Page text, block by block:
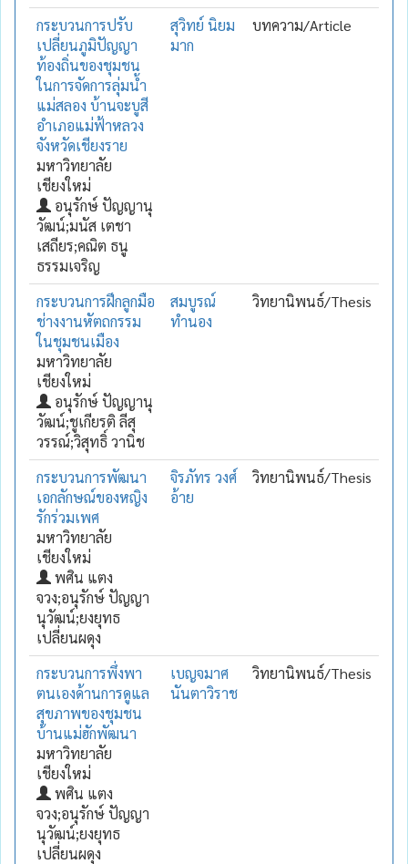
กระบวนการปรับ
เปลี่ยนภูมิปัญญา
ท้องถิ่นของชุมชน
ในการจัดการลุ่มน้ำ
แม่สลอง บ้านจะบูสี
อำเภอแม่ฟ้าหลวง
จังหวัดเชียงราย
มหาวิทยาลัย
เชียงใหม่
อนุรักษ์ ปัญญานุ
วัฒน์;มนัส เตชา
เสถียร;คณิต ธนู
ธรรมเจริญ
สุวิทย์ นิยม
มาก
บทความ/Article
กระบวนการฝึกลูกมือ
ช่างงานหัตถกรรม
ในชุมชนเมือง
มหาวิทยาลัย
เชียงใหม่
อนุรักษ์ ปัญญานุ
วัฒน์;ชูเกียรติ ลีสุ
วรรณ์;วิสุทธิ์ วานิช
สมบูรณ์
ทำนอง
วิทยานิพนธ์/Thesis
กระบวนการพัฒนา
เอกลักษณ์ของหญิง
รักร่วมเพศ
มหาวิทยาลัย
เชียงใหม่
พศิน แตง
จวง;อนุรักษ์ ปัญญา
นุวัฒน์;ยงยุทธ
เปลี่ยนผดุง
จิรภัทร วงศ์
อ้าย
วิทยานิพนธ์/Thesis
กระบวนการพึ่งพา
ตนเองด้านการดูแล
สุขภาพของชุมชน
บ้านแม่ฮักพัฒนา
มหาวิทยาลัย
เชียงใหม่
พศิน แตง
จวง;อนุรักษ์ ปัญญา
นุวัฒน์;ยงยุทธ
เปลี่ยนผดุง
เบญจมาศ
นันตาวิราช
วิทยานิพนธ์/Thesis